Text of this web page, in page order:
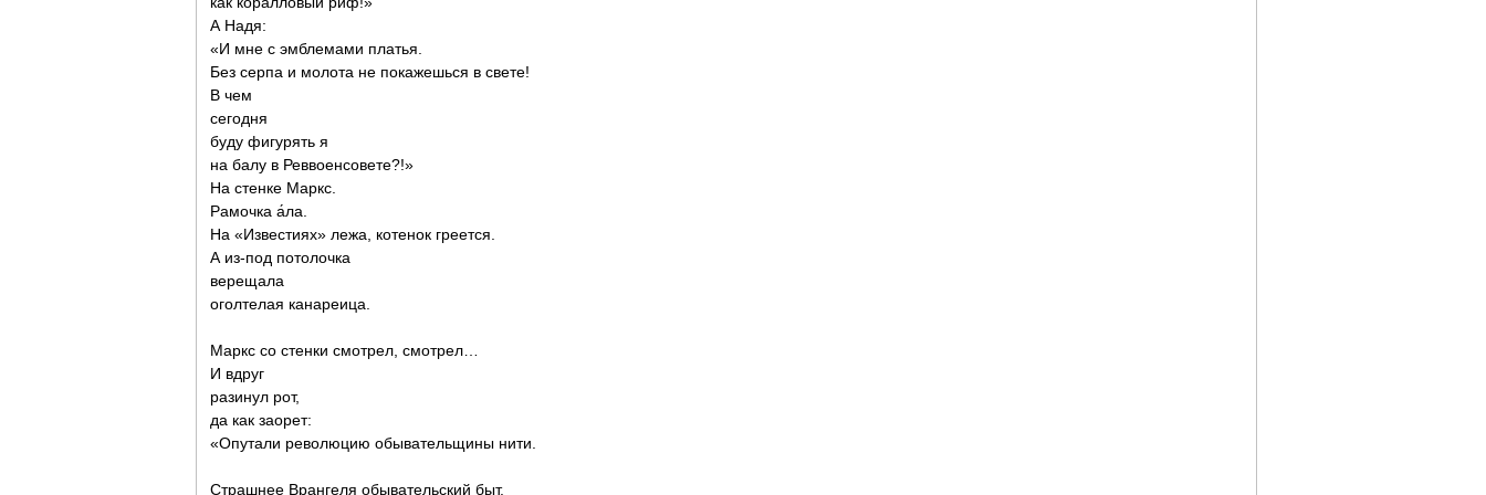
А Надя:
«И мне с эмблемами платья.
Без серпа и молота не покажешься в свете!
В чем
сегодня
буду фигурять я
на балу в Реввоенсовете?!»
На стенке Маркс.
Рамочка а́ла.
На «Известиях» лежа, котенок греется.
А из-под потолочка
верещала
оголтелая канареица.
Маркс со стенки смотрел, смотрел…
И вдруг
разинул рот,
да как заорет:
«Опутали революцию обывательщины нити.
Страшнее Врангеля обывательский быт.